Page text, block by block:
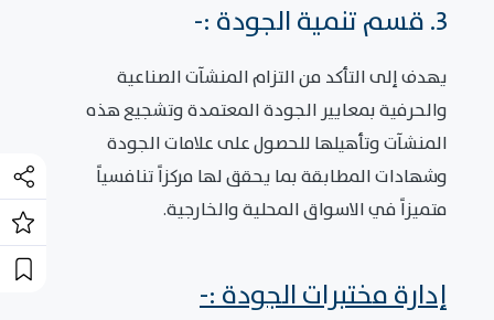
3. قسم تنمية الجودة :-
يهدف إلى التأكد من التزام المنشآت الصناعية
والحرفية بمعايير الجودة المعتمدة وتشجيع هذه
المنشآت وتأهيلها للحصول على علامات الجودة
وشهادات المطابقة بما يحقق لها مركزاً تنافسياً
متميزاً في الاسواق المحلية والخارجية.
إدارة مختبرات الجودة :-